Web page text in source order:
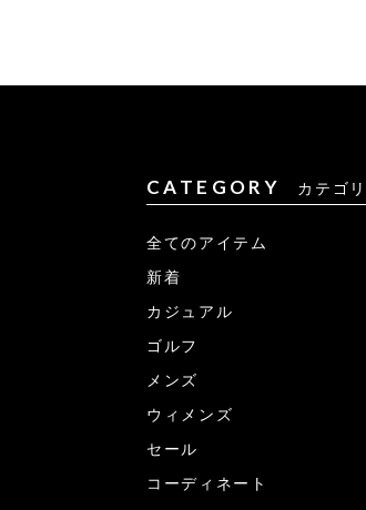
CATEGORY カテゴリ
全てのアイテム
新着
カジュアル
ゴルフ
メンズ
ウィメンズ
セール
コーディネート